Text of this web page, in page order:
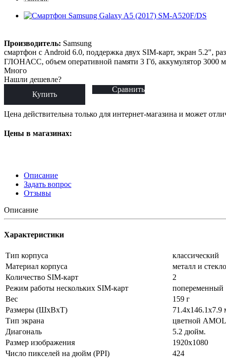
Производитель: Samsung
смартфон с Android 6.0, поддержка двух SIM-карт, экран 5.2",
ГЛОНАСС, объем оперативной памяти 3 Гб, аккумулятор 3000
Много
Нашли дешевле?
Купить
Сравнить
Цена действительна только для интернет-магазина и может
Цены в магазинах:
Описание
Задать вопрос
Отзывы
Описание
Характеристики
Тип корпуса
классический
Материал корпуса
металл и стекло
Количество SIM-карт
2
Режим работы нескольких SIM-карт
попеременный
Вес
159 г
Размеры (ШxВxТ)
71.4x146.1x7.9
Тип экрана
цветной
Диагональ
5.2 дюйм.
Размер изображения
1920x1080
Число пикселей на дюйм (PPI)
424